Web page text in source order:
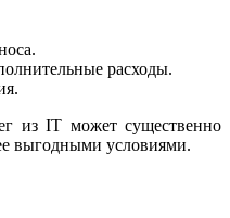
расходы.
из IT может существенно
выгодными условиями.